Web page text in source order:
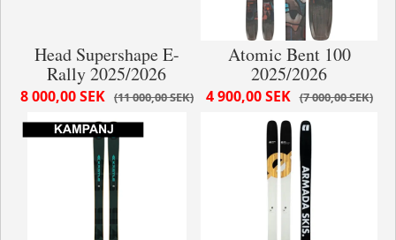
Head Supershape E-
Rally 2025/2026
11 000,00 SEK
8 000,00 SEK
Atomic Bent 100
2025/2026
7 000,00 SEK
4 900,00 SEK